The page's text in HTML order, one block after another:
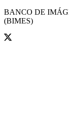
BANCO DE
(BIMES)